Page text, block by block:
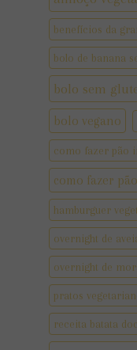
benefícios da
bolo de banana
bolo sem
bolo vegano
como fazer pão
como fazer
hamburguer
overnight de
overnight de
pratos
receita batata